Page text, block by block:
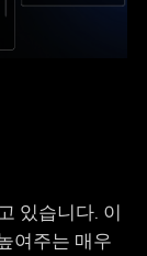
있습니다. 이
여주는 매우